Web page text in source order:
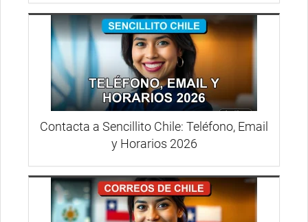
Contacta a Sencillito Chile: Teléfono, Email
y Horarios 2026